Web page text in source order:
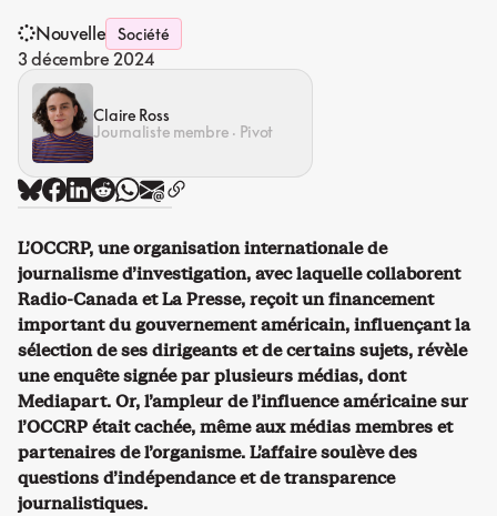
Nouvelle Société
3 décembre 2024
Claire Ross
Journaliste membre · Pivot
L’OCCRP, une organisation internationale de
journalisme d’investigation, avec laquelle collaborent
Radio-Canada et La Presse, reçoit un financement
important du gouvernement américain, influençant la
sélection de ses dirigeants et de certains sujets, révèle
une enquête signée par plusieurs médias, dont
Mediapart. Or, l’ampleur de l’influence américaine sur
l’OCCRP était cachée, même aux médias membres et
partenaires de l’organisme. L’affaire soulève des
questions d’indépendance et de transparence
journalistiques.